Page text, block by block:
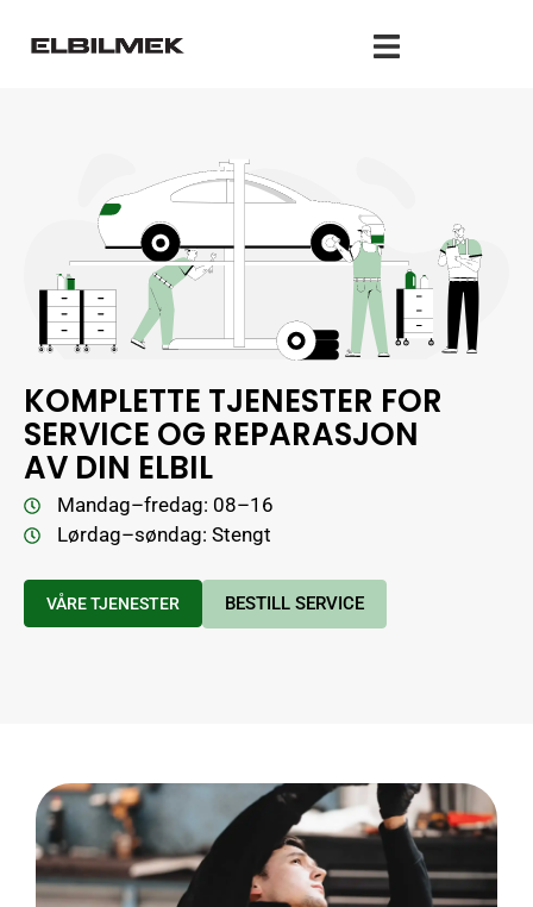
KOMPLETTE TJENESTER FOR
SERVICE OG REPARASJON
AV DIN ELBIL
Mandag–fredag: 08–16
Lørdag–søndag: Stengt
VÅRE TJENESTER BESTILL SERVICE